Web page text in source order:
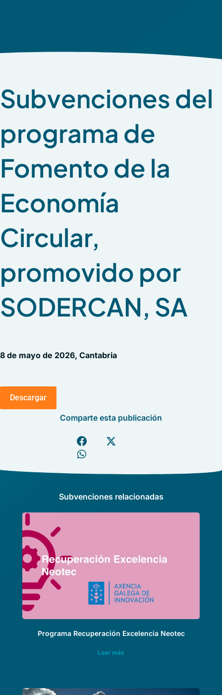
Subvenciones del
programa de
Fomento de la
Economía
Circular,
promovido por
SODERCAN, SA
8 de mayo de 2026, Cantabria
Descargar
Comparte esta publicación
Subvenciones relacionadas
Programa Recuperación Excelencia Neotec
Leer más